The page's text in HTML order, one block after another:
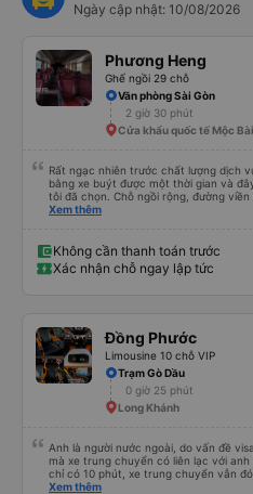
Ngày cập nhật: 10/08/2026
Phương Heng
Ghế ngồi 29 chỗ
Văn phòng Sài Gòn
2 giờ 30 phút
Cửa khẩu quốc tế Mộc Bài
Rất ngạc nhiên trước chất lượng dịch
bằng xe buýt được một thời gian và
tôi đã chọn. Chỗ ngồi rộng, đường
năng nằm. (Bạn có thể không hiểu mọi
Xem thêm
Không cần thanh toán trước
Xác nhận chỗ ngay lập tức
Đồng Phước
Limousine 10 chỗ VIP
Trạm Gò Dầu
0 giờ 25 phút
Long Khánh
Anh là người nước ngoài, do vấn đề
mà xe trung chuyển có liên lạc với
chỉ có 10 phút, xe trung chuyển vẫn
được, anh thật muốn tip cho bác tài.
Xem thêm